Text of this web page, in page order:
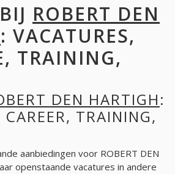
ROBERT DEN
: VACATURES,
TRAINING,
DEN HARTIGH:
CAREER, TRAINING,
aanbiedingen voor ROBERT DEN
openstaande vacatures in andere